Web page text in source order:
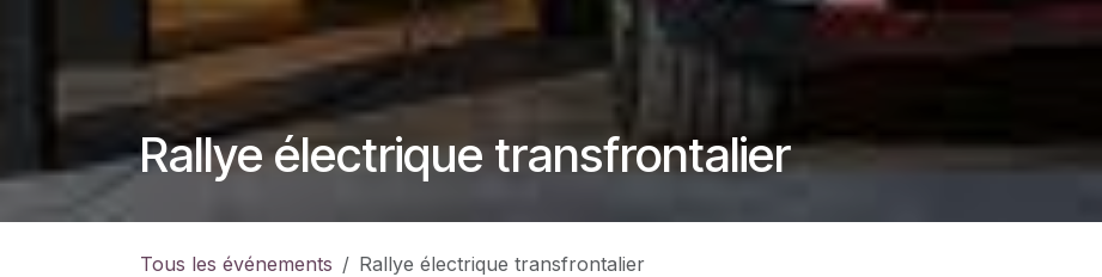
Rallye électrique transfrontalier
Tous les événements Rallye électrique transfrontalier